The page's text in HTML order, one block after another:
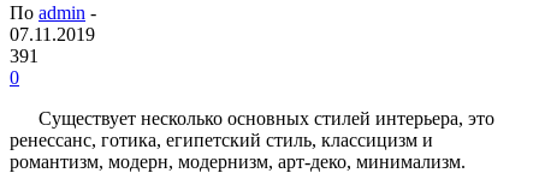
По admin -
07.11.2019
391
0
Существует несколько основных стилей интерьера, это
ренессанс, готика, египетский стиль, классицизм и
романтизм, модерн, модернизм, арт-деко, минимализм.